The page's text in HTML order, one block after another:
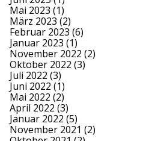
Mai 2023 (1)
März 2023 (2)
Februar 2023 (6)
Januar 2023 (1)
November 2022 (2)
Oktober 2022 (3)
Juli 2022 (3)
Juni 2022 (1)
Mai 2022 (2)
April 2022 (3)
Januar 2022 (5)
November 2021 (2)